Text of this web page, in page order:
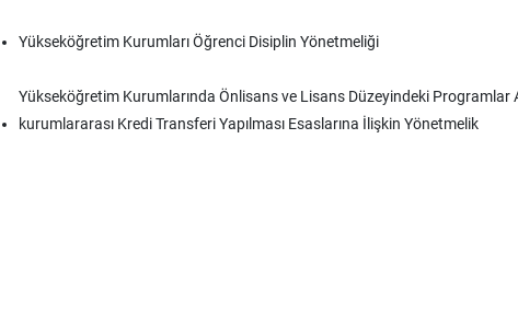
Yükseköğretim Kurumları Öğrenci Disiplin Yönetmeliği
Yükseköğretim Kurumlarında Önlisans ve Lisans Düzeyindeki Programlar
kurumlararası Kredi Transferi Yapılması Esaslarına İlişkin Yönetmelik